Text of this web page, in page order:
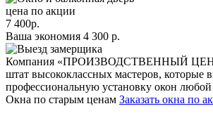
цена по акции
7 400р.
Ваша экономия 4 300 р.
Компания «ПРОИЗВОДСТВЕННЫЙ
штат высококлассных мастеров, которые
профессиональную установку окон
Окна по старым ценам Заказать окна по